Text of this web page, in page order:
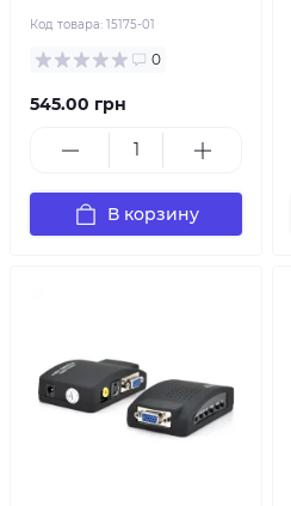
Код товара: 15175-01
0
545.00 грн
В корзину